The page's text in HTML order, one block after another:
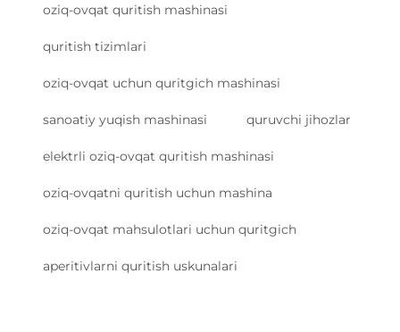
oziq-ovqat quritish mashinasi
quritish tizimlari
oziq-ovqat uchun quritgich mashinasi
sanoatiy yuqish mashinasi quruvchi jihozlar
elektrli oziq-ovqat quritish mashinasi
oziq-ovqatni quritish uchun mashina
oziq-ovqat mahsulotlari uchun quritgich
aperitivlarni quritish uskunalari